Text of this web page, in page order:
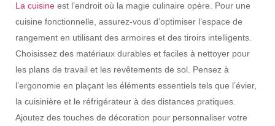
La cuisine est l’endroit où la magie culinaire opère. Pour une
cuisine fonctionnelle, assurez-vous d’optimiser l’espace de
rangement en utilisant des armoires et des tiroirs intelligents.
Choisissez des matériaux durables et faciles à nettoyer pour
les plans de travail et les revêtements de sol. Pensez à
l’ergonomie en plaçant les éléments essentiels tels que l’évier,
la cuisinière et le réfrigérateur à des distances pratiques.
Ajoutez des touches de décoration pour personnaliser votre